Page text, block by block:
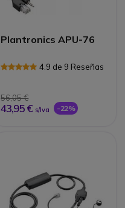
Plantronics APU-76
4.9 de 9 Reseñas
56,05 €
43,95 € s/Iva -22%